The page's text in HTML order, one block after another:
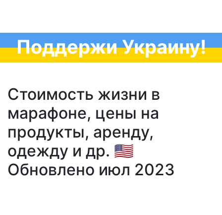
Поддержи Украину!
Стоимость жизни в
марафоне, цены на
продукты, аренду,
одежду и др. 🇺🇸
Обновлено июл 2023